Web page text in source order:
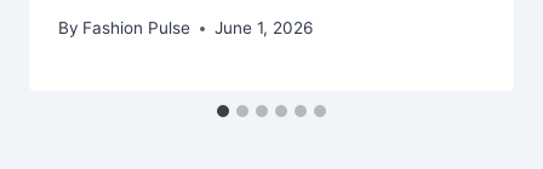
By Fashion Pulse June 1, 2026